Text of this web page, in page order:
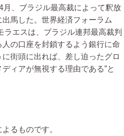
、ブラジル最高裁によって釈放
馬した。世界経済フォーラム
エスは、ブラジル連邦最高裁判
の口座を封鎖するよう銀行に命
街頭に出れば、差し迫ったグロ
ィアが無視する理由である”と
るものです。